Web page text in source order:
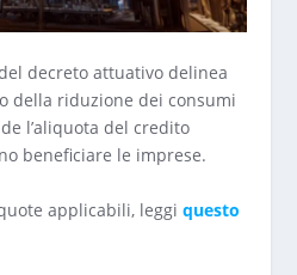
decreto attuativo delinea
della riduzione dei consumi
l’aliquota del credito
beneficiare le imprese.
applicabili, leggiquesto